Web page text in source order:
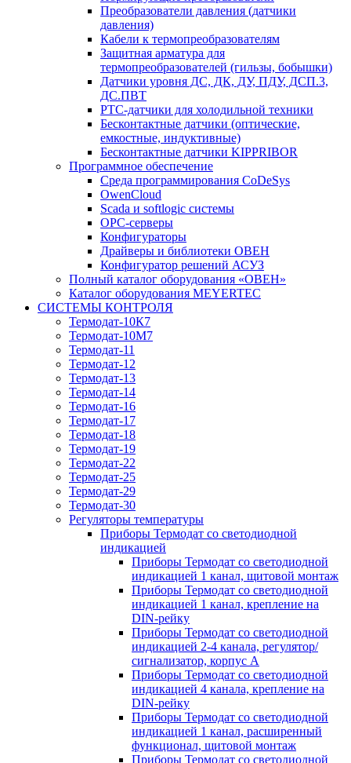
Преобразователи давления (датчики
давления)
Кабели к термопреобразователям
Защитная арматура для
термопреобразователей (гильзы, бобышки)
Датчики уровня ДС, ДК, ДУ, ПДУ, ДСП.3,
ДС.ПВТ
PTC-датчики для холодильной техники
Бесконтактные датчики (оптические,
емкостные, индуктивные)
Бесконтактные датчики KIPPRIBOR
Программное обеспечение
Среда программирования CoDeSys
OwenCloud
Scada и softlogic системы
OPC-серверы
Конфигураторы
Драйверы и библиотеки ОВЕН
Конфигуратор решений АСУЗ
Полный каталог оборудования «ОВЕН»
Каталог оборудования MEYERTEC
СИСТЕМЫ КОНТРОЛЯ
Термодат-10К7
Термодат-10М7
Термодат-11
Термодат-12
Термодат-13
Термодат-14
Термодат-16
Термодат-17
Термодат-18
Термодат-19
Термодат-22
Термодат-25
Термодат-29
Термодат-30
Регуляторы температуры
Приборы Термодат со светодиодной
индикацией
Приборы Термодат со светодиодной
индикацией 1 канал, щитовой монтаж
Приборы Термодат со светодиодной
индикацией 1 канал, крепление на
DIN-рейку
Приборы Термодат со светодиодной
индикацией 2-4 канала, регулятор/
сигнализатор, корпус А
Приборы Термодат со светодиодной
индикацией 4 канала, крепление на
DIN-рейку
Приборы Термодат со светодиодной
индикацией 1 канал, расширенный
функционал, щитовой монтаж
Приборы Термодат со светодиодной